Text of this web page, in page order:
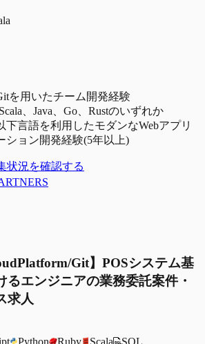
を用いたチーム開発経験
、Java、Go、Rustのいずれか
下言語を利用したモダンなWebアプリ
ション開発経験(5年以上)
状況を確認する
Git】POSシステム基
るエンジニアの業務委託案件・
求人
Python Ruby Scala SQL